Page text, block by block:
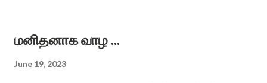
பற்றிக் கொண்டுள்ள தொற்று நோய். எனவே வெறுப்பிற்கு விடுதலை
தரும்வரை மகிழ்ச்சி நம்மை அணுகாது. · கடமையைச்
மனிதனாக வாழ ...
June 19, 2023